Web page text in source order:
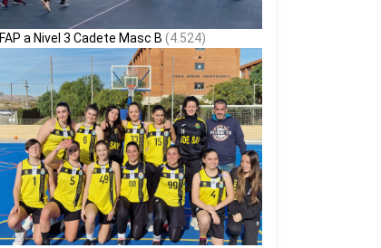
FAP a Nivel 3 Cadete Masc B (4.524)